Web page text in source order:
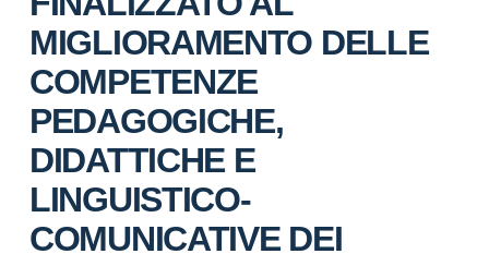
MIGLIORAMENTO DELLE
COMPETENZE
PEDAGOGICHE,
DIDATTICHE E
LINGUISTICO-
COMUNICATIVE DEI